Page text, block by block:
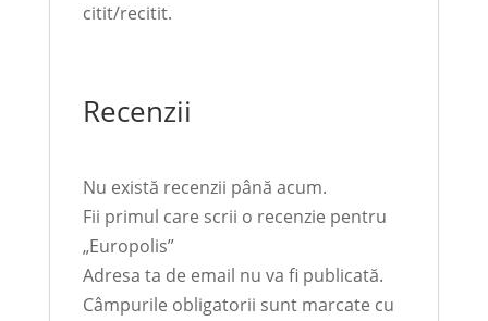
citit/recitit.
Recenzii
Nu există recenzii până acum.
Fii primul care scrii o recenzie pentru
„Europolis”
Adresa ta de email nu va fi publicată.
Câmpurile obligatorii sunt marcate cu